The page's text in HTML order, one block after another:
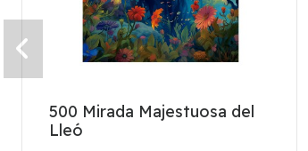
500 Mirada Majestuosa del
Lleó